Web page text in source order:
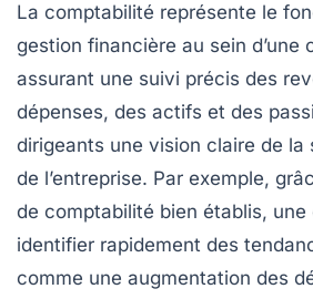
La comptabilité représente le
gestion financière au sein d’une
assurant une suivi précis des
dépenses, des actifs et des
dirigeants une vision claire de la
de l’entreprise. Par exemple,
de comptabilité bien établis, une
identifier rapidement des
comme une augmentation des